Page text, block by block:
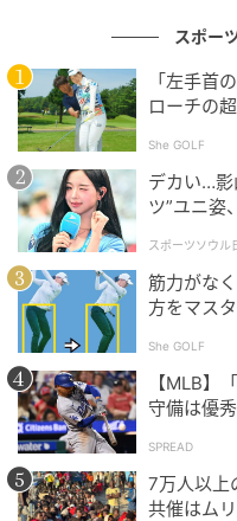
ベルギーとの死闘では
いうところまで迫った
スを守り続けた彼の息
く評価されるべきものだ
1位：長友佑都（
スポー
「左手首
ローチの
She GOLF
デカい…影
ツ”ユニ姿
スポーツソウル
筋力がな
方をマス
She GOLF
【MLB】
守備は優
し始めるべ
SPREAD
7万人以上
共催はム